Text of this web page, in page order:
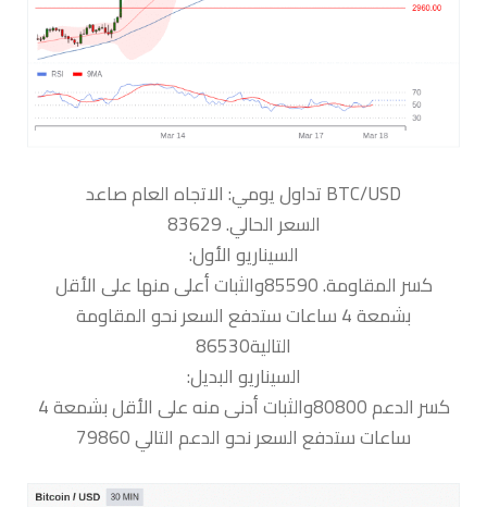
السعر الحالي. 83629
السيناريو الأول:
كسر المقاومة. 85590والثبات أعلى منها على الأقل
بشمعة 4 ساعات ستدفع السعر نحو المقاومة
التالية86530
السيناريو البديل:
كسر الدعم 80800والثبات أدنى منه على الأقل بشمعة 4
ساعات ستدفع السعر نحو الدعم التالي 79860